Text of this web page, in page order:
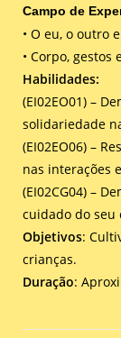
Campo de
• O eu, o outro
• Corpo, gestos
Habilidades:
(EI02EO01) –
solidariedade
(EI02EO06) –
nas interações
(EI02CG04) –
cuidado do seu
Objetivos:
crianças.
Duração: